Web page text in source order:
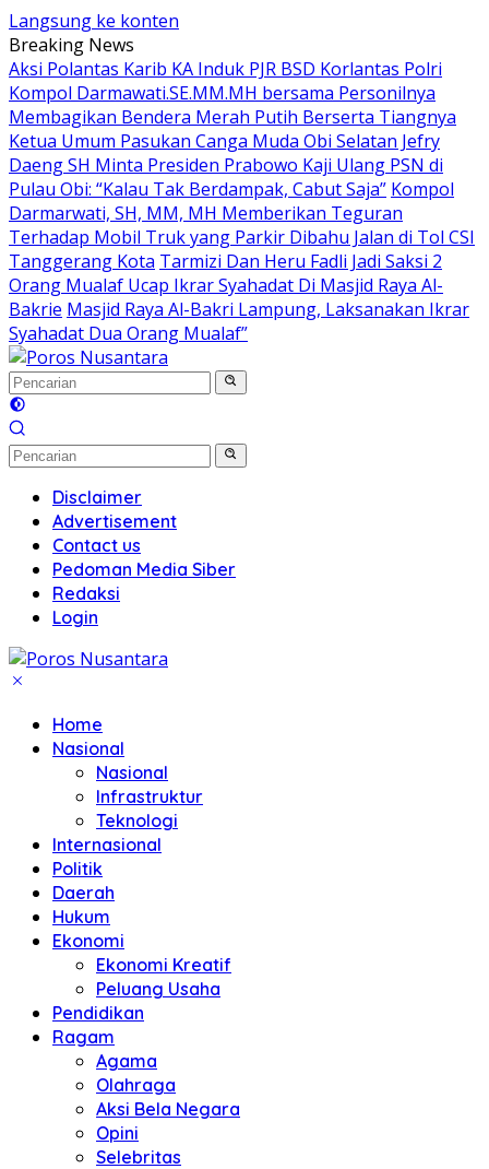
Langsung ke konten
Breaking News
Aksi Polantas Karib KA Induk PJR BSD Korlantas Polri
Kompol Darmawati.SE.MM.MH bersama Personilnya
Membagikan Bendera Merah Putih Berserta Tiangnya
Ketua Umum Pasukan Canga Muda Obi Selatan Jefry
Daeng SH Minta Presiden Prabowo Kaji Ulang PSN di
Pulau Obi: “Kalau Tak Berdampak, Cabut Saja” Kompol
Darmarwati, SH, MM, MH Memberikan Teguran
Terhadap Mobil Truk yang Parkir Dibahu Jalan di Tol CSI
Tanggerang Kota Tarmizi Dan Heru Fadli Jadi Saksi 2
Orang Mualaf Ucap Ikrar Syahadat Di Masjid Raya Al-
Bakrie Masjid Raya Al-Bakri Lampung, Laksanakan Ikrar
Syahadat Dua Orang Mualaf”
Disclaimer
Advertisement
Contact us
Pedoman Media Siber
Redaksi
Login
Home
Nasional
Nasional
Infrastruktur
Teknologi
Internasional
Politik
Daerah
Hukum
Ekonomi
Ekonomi Kreatif
Peluang Usaha
Pendidikan
Ragam
Agama
Olahraga
Aksi Bela Negara
Opini
Selebritas